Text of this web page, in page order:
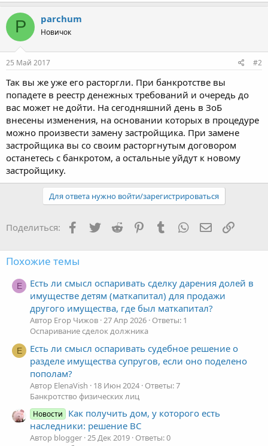
P parchum
Новичок
25 Май 2017 #2
Так вы же уже его расторгли. При банкротстве вы
попадете в реестр денежных требований и очередь до
вас может не дойти. На сегодняшний день в ЗоБ
внесены изменения, на основании которых в процедуре
можно произвести замену застройщика. При замене
застройщика вы со своим расторгнутым договором
останетесь с банкротом, а остальные уйдут к новому
застройщику.
Для ответа нужно войти/зарегистрироваться
Поделиться: Facebook
TwitterReddit PinterestTumblr WhatsApp Ссылка
Похожие темы
Е
Есть ли смысл оспаривать сделку дарения долей в
имуществе детям (маткапитал) для продажи
другого имущества, где был маткапитал?
Автор Егор Чижов 27 Апр 2026 Ответы: 1
Оспаривание сделок должника
E
Есть ли смысл оспаривать судебное решение о
разделе имущества супругов, если оно поделено
пополам?
Автор ElenaVish 18 Июн 2024 Ответы: 7
Банкротство физических лиц
Новости
Как получить дом, у которого есть
наследники: решение ВС
Автор blogger 25 Дек 2019 Ответы: 0